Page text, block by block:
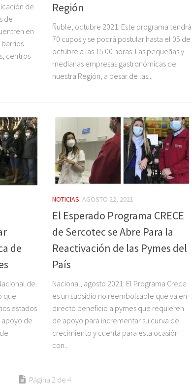
de
de
en
centros
Región
Ñuble, octubre 2021: Este programa tendrá
70 cupos y se podrá postular hasta el 05 de
octubre a las 15:00 horas. Las pequeñas y
medianas empresas gastronómicas de
nuestra Región, a pesar de las...
de
de
que
estados
de
NOTICIAS AGOSTO 22, 2021
El Esperado Programa CRECE
de Sercotec se Abre Para la
Reactivación de las Pymes del
País
Nacional, agosto 2021: El Programa Crece
es un subsidio no reembolsable que va en
directo beneficio a pymes que requieren
de apoyo para incrementar su curva de
crecimiento y cuenta para esta ocasión
con...
Página 2 de 4